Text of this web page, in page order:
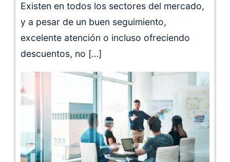
Existen en todos los sectores del mercado,
y a pesar de un buen seguimiento,
excelente atención o incluso ofreciendo
descuentos, no […]